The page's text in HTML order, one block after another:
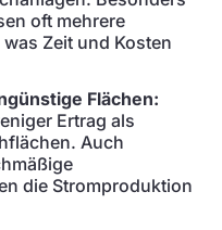
oft mehrere
Zeit und Kosten
Flächen:
Ertrag als
Auch
die Stromproduktion